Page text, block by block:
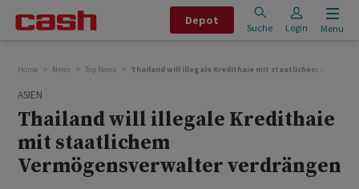
Depot
Suche Login Menu
Home News Top News Thailand will illegale Kredithaie mit staatlichem
ASIEN
Thailand will illegale Kredithaie
mit staatlichem
Vermögensverwalter verdrängen